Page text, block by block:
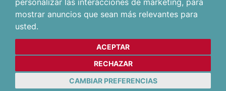
personalizar las interacciones de marketing, para
mostrar anuncios que sean más relevantes para
usted.
ACEPTAR
RECHAZAR
CAMBIAR PREFERENCIAS